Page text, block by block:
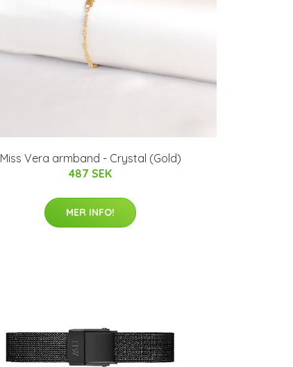
Miss Vera armband - Crystal (Gold)
487 SEK
MER INFO!